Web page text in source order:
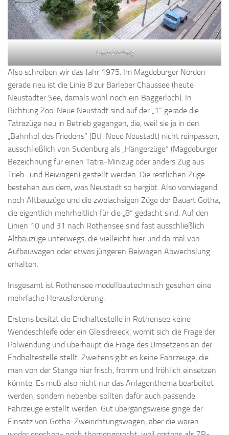
Curie-Siedlung
Also schreiben wir das Jahr 1975. Im Magdeburger Norden
gerade neu ist die Linie 8 zur Barleber Chaussee (heute
Neustädter See, damals wohl noch ein Baggerloch). In
Richtung Zoo-Neue Neustadt sind auf der „1“ gerade die
Tatrazüge neu in Betrieb gegangen, die, weil sie ja in den
„Bahnhof des Friedens“ (Btf. Neue Neustadt) nicht reinpassen,
ausschließlich von Sudenburg als „Hängerzüge“ (Magdeburger
Bezeichnung für einen Tatra-Minizug oder anders Zug aus
Trieb- und Beiwagen) gestellt werden. Die restlichen Züge
bestehen aus dem, was Neustadt so hergibt. Also vorwiegend
noch Altbauzüge und die zweiachsigen Züge der Bauart Gotha,
die eigentlich mehrheitlich für die „8“ gedacht sind. Auf den
Linien 10 und 31 nach Rothensee sind fast ausschließlich
Altbauzüge unterwegs, die vielleicht hier und da mal von
Aufbauwagen oder etwas jüngeren Beiwagen Abwechslung
erhalten.
Insgesamt ist Rothensee modellbautechnisch gesehen eine
mehrfache Herausforderung.
Erstens besitzt die Endhaltestelle in Rothensee keine
Wendeschleife oder ein Gleisdreieck, womit sich die Frage der
Polwendung und überhaupt die Frage des Umsetzens an der
Endhaltestelle stellt. Zweitens gibt es keine Fahrzeuge, die
man von der Stange hier frisch, fromm und fröhlich einsetzen
könnte. Es muß also nicht nur das Anlagenthema bearbeitet
werden, sondern nebenbei sollten dafür auch passende
Fahrzeuge erstellt werden. Gut übergangsweise ginge der
Einsatz von Gotha-Zweirichtungswagen, aber die wären